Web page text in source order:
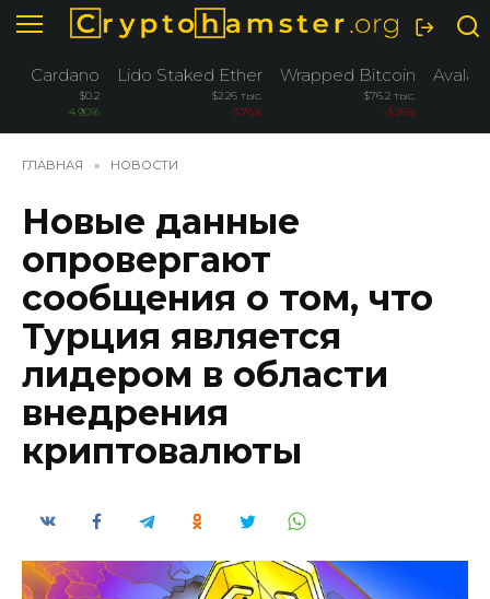
Перейти
содержанию
Cardano
$0.2
4.90%
Lido Staked Ether
$2.26 тыс.
-3.76%
Wrapped Bitcoin
$76.2 тыс.
-3.26%
ГЛАВНАЯ » НОВОСТИ
Новые данные
опровергают
сообщения о том, что
Турция является
лидером в области
внедрения
криптовалюты